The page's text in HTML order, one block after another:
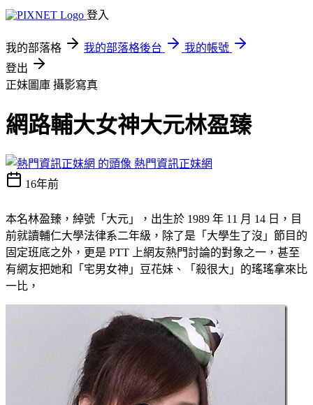
登入
我的部落格 我的部落格後台
我的帳號
登出
正妹圖庫 攝影寫真
網路輔大女神大元林盈臻
熱門資訊正妹網
16年前
本名林盈臻，綽號「大元」，出生於 1989 年 11 月 14 日，目
前就讀輔仁大學法律系二年級，除了是「大學生了沒」節目的
固定班底之外，更是 PTT 上網友熱門討論的對象之一，甚至
有網友把她和「宅男女神」豆花妹、「殺很大」的瑤瑤拿來比
一比，